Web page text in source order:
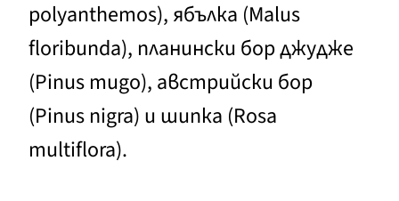
polyanthemos), ябълка (Malus
floribunda), планински бор джудже
(Pinus mugo), австрийски бор
(Pinus nigra) и шипка (Rosa
multiflora).